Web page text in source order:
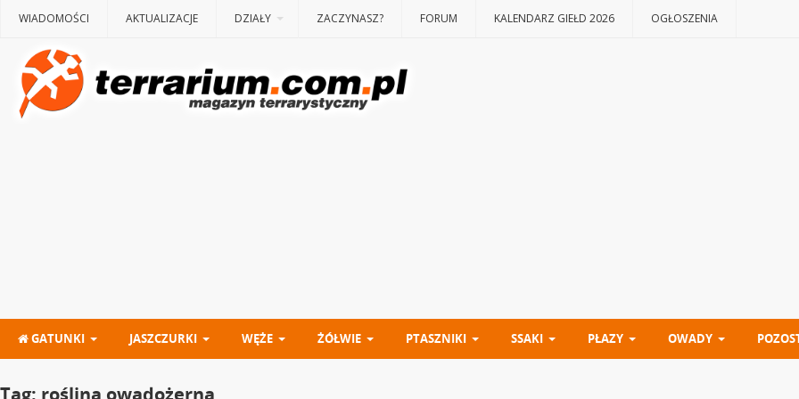
WIADOMOŚCI AKTUALIZACJE DZIAŁY ZACZYNASZ? FORUM KALENDARZ GIEŁD 2026 OGŁOSZENIA
GATUNKI JASZCZURKI WĘŻE ŻÓŁWIE PTASZNIKI SSAKI PŁAZY OWADY
Tag: roślina owadożerna